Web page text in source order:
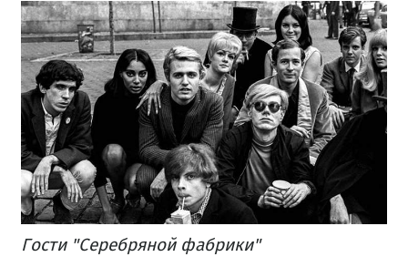
Гости "Серебряной фабрики"